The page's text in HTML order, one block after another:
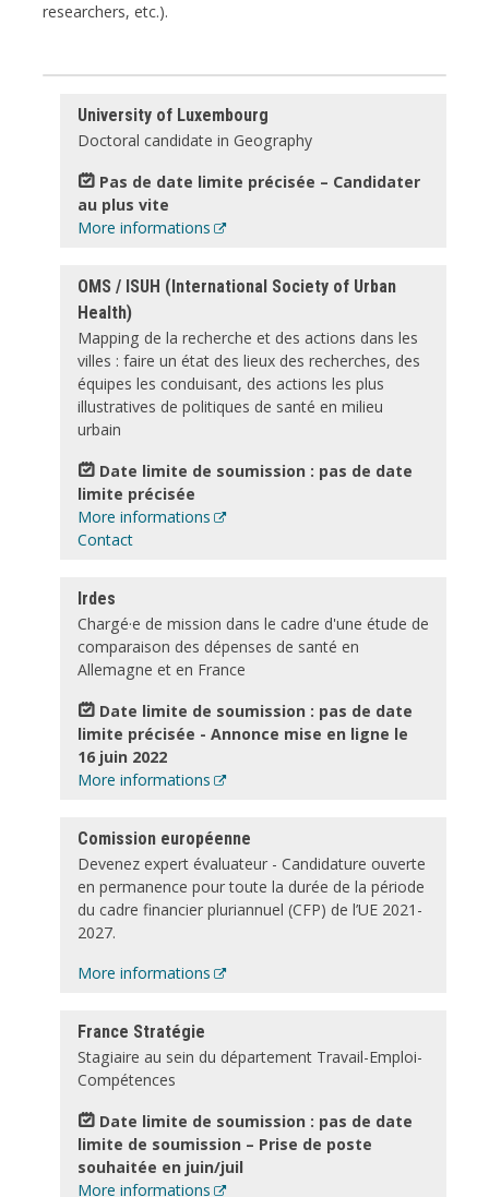
researchers, etc.).
University of Luxembourg
Doctoral candidate in Geography
Pas de date limite précisée – Candidater
au plus vite
More informations
OMS / ISUH (International Society of Urban
Health)
Mapping de la recherche et des actions dans les
villes : faire un état des lieux des recherches, des
équipes les conduisant, des actions les plus
illustratives de politiques de santé en milieu
urbain
Date limite de soumission : pas de date
limite précisée
More informations
Contact
Irdes
Chargé·e de mission dans le cadre d'une étude de
comparaison des dépenses de santé en
Allemagne et en France
Date limite de soumission : pas de date
limite précisée - Annonce mise en ligne le
16 juin 2022
More informations
Comission européenne
Devenez expert évaluateur - Candidature ouverte
en permanence pour toute la durée de la période
du cadre financier pluriannuel (CFP) de l’UE 2021-
2027.
More informations
France Stratégie
Stagiaire au sein du département Travail-Emploi-
Compétences
Date limite de soumission : pas de date
limite de soumission – Prise de poste
souhaitée en juin/juil
More informations